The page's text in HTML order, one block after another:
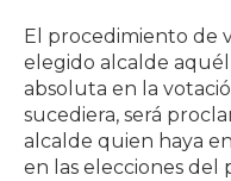
El procedimiento de
elegido alcalde
absoluta en la
sucediera, será
alcalde quien haya
en las elecciones del